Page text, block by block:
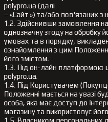
polypro.ua (далі
– «Сайт ») та/або пов'язаних з
1.2. Здійснивши замовлення
однозначну згоду на обробку
умовах та в порядку,
ознайомлення з цим
його змістом.
1.3. Під он-лайн платформою
polypro.ua.
1.4. Під Користувачем
Положенні мається на увазі
особа, яка має доступ до
магазину та використовує
1.5. Власником персональних